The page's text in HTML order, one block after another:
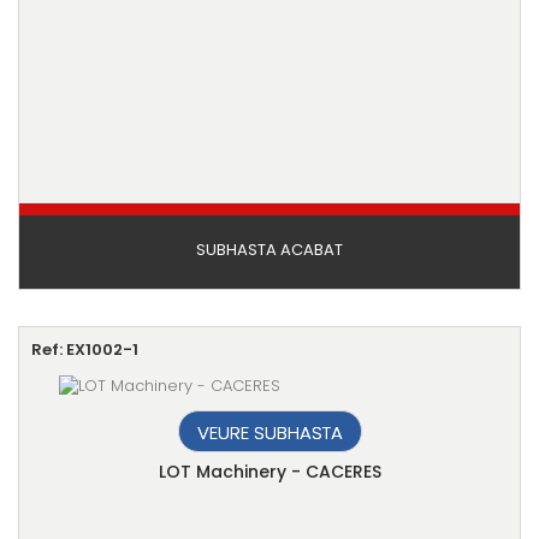
SUBHASTA ACABAT
Ref: EX1002-1
VEURE SUBHASTA
LOT Machinery - CACERES